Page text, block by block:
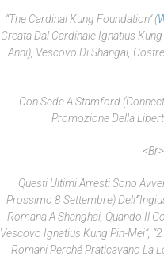
“The Cardinal Kung Foundation” (
Creata Dal Cardinale Ignatius
Anni), Vescovo Di Shangai,
Con Sede A Stamford
Promozione Della
<br>
Questi Ultimi Arresti Sono
Prossimo 8 Settembre)
Romana A Shanghai, Quando Il
Vescovo Ignatius Kung Pin-Mei”,
Romani Perché Praticavano La